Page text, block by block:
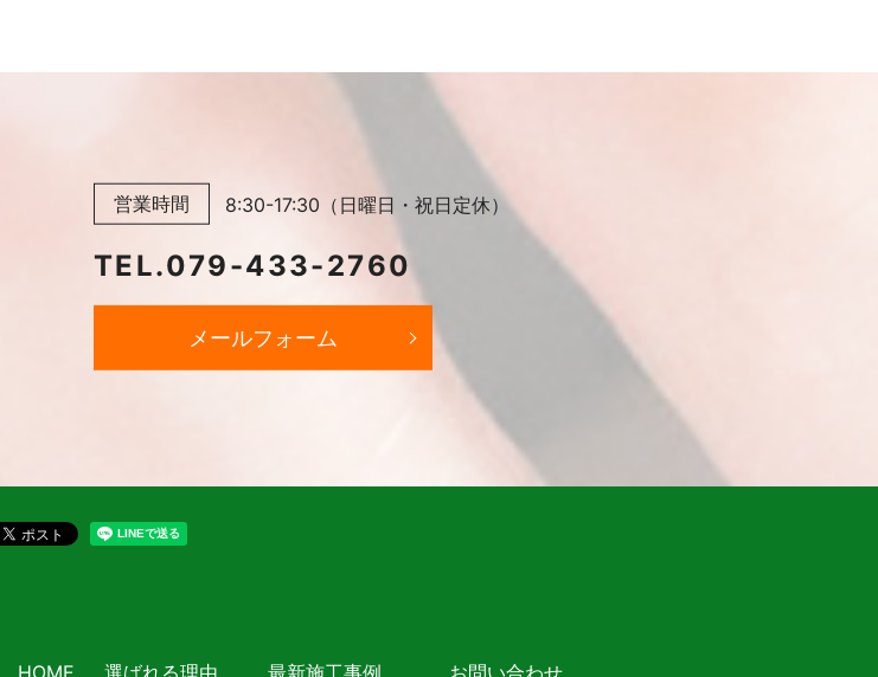
営業時間 8:30-17:30（日曜日・祝日定休）
TEL.079-433-2760
メールフォーム
HOME 選ばれる理由 最新施工事例 お問い合わせ